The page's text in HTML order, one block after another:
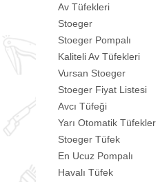
Av Tüfekleri
Stoeger
Stoeger Pompalı
Kaliteli Av Tüfekleri
Vursan Stoeger
Stoeger Fiyat Listesi
Avcı Tüfeği
Yarı Otomatik Tüfekler
Stoeger Tüfek
En Ucuz Pompalı
Havalı Tüfek